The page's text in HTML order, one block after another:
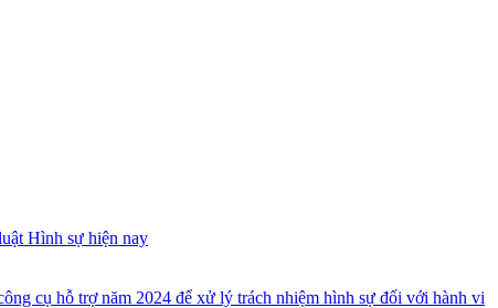
Hình sự hiện nay
cụ hỗ trợ năm 2024 để xử lý trách nhiệm hình sự đối với hành vi